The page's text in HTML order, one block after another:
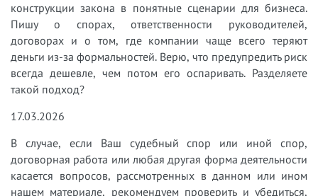
конструкции закона в понятные сценарии для бизнеса.
Пишу о спорах, ответственности руководителей,
договорах и о том, где компании чаще всего теряют
деньги из-за формальностей. Верю, что предупредить риск
всегда дешевле, чем потом его оспаривать. Разделяете
такой подход?
17.03.2026
В случае, если Ваш судебный спор или иной спор,
договорная работа или любая другая форма деятельности
касается вопросов, рассмотренных в данном или ином
нашем материале, рекомендуем проверить и убедиться,